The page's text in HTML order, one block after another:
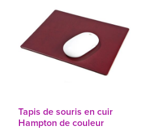
Tapis de souris en cuir
Hampton de couleur